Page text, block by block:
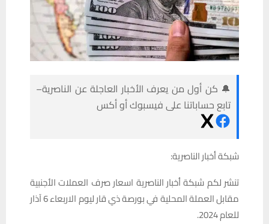
🔔 كن أول من يعرف الأخبار العاجلة عن الناصرية–
تابع حساباتنا على فيسبوك أو أكس
شبكة أخبار الناصرية:
تنشر لكم شبكة أخبار الناصرية اسعار صرف العملات الأجنبية
مقابل العملة المحلية في بورصة ذي قار ليوم الاربعاء 6 آذار
للعام 2024.